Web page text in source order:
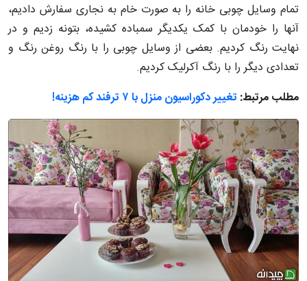
تمام وسایل چوبی خانه را به صورت خام به نجاری سفارش دادیم،
آنها را خودمان با کمک یکدیگر سمباده کشیده، بتونه زدیم و در
نهایت رنگ کردیم. بعضی از وسایل چوبی را با رنگ روغن رنگ و
تعدادی دیگر را با رنگ آکرلیک کردیم.
مطلب مرتبط: تغییر دکوراسیون منزل با ۷ ترفند کم هزینه!